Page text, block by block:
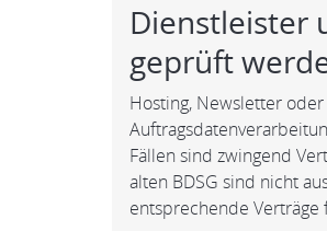
Dienstleister
geprüft
Hosting, Newsletter
Fällen sind zwingend
alten BDSG sind nicht
entsprechende Verträge